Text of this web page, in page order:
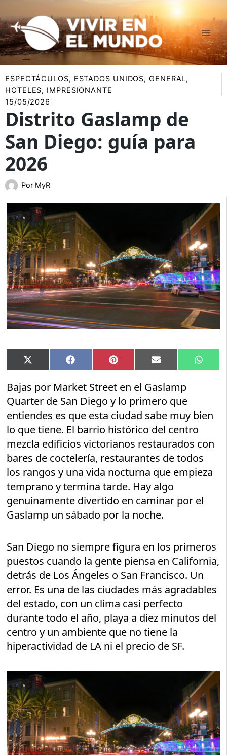
al
contenido
ESPECTÁCULOS, ESTADOS UNIDOS,GENERAL,
HOTELES, IMPRESIONANTE
15/05/2026
Distrito Gaslamp de
San Diego: guía para
2026
Por MyR
Compartir
en
X
(Twitter)
Compartir
en
Facebook Compartir
en
Pinterest Compartir
en
Email
en
Bajas por Market Street en el Gaslamp
Quarter de San Diego y lo primero que
entiendes es que esta ciudad sabe muy bien
lo que tiene. El barrio histórico del centro
mezcla edificios victorianos restaurados con
bares de coctelería, restaurantes de todos
los rangos y una vida nocturna que empieza
temprano y termina tarde. Hay algo
genuinamente divertido en caminar por el
Gaslamp un sábado por la noche.
San Diego no siempre figura en los primeros
puestos cuando la gente piensa en California,
detrás de Los Ángeles o San Francisco. Un
error. Es una de las ciudades más agradables
del estado, con un clima casi perfecto
durante todo el año, playa a diez minutos del
centro y un ambiente que no tiene la
hiperactividad de LA ni el precio de SF.